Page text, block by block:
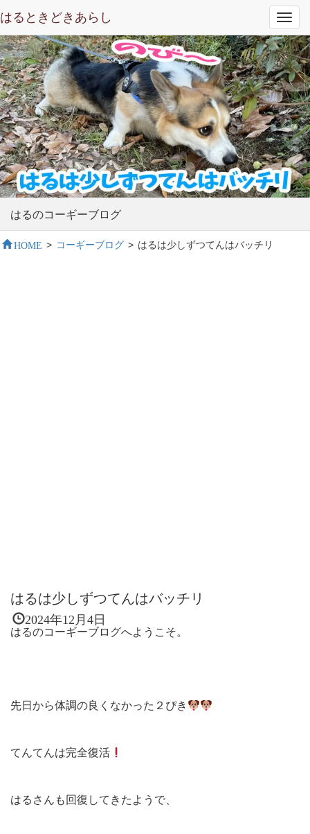
はるときどきあらし
はるのコーギーブログ
HOME > コーギーブログ > はるは少しずつてんはバッチリ
はるは少しずつてんはバッチリ
2024年12月4日
はるのコーギーブログへようこそ。
先日から体調の良くなかった２ぴき
てんてんは完全復活
はるさんも回復してきたようで、